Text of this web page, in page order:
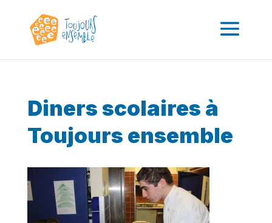
Diners scolaires à
Toujours ensemble